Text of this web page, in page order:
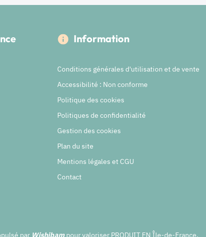
Information
Conditions générales d'utilisation et de vente
Accessibilité : Non conforme
Politique des cookies
Politiques de confidentialité
Gestion des cookies
Plan du site
Mentions légales et CGU
Contact
par Wishibam pour valoriser PRODUIT EN Île-de-France.